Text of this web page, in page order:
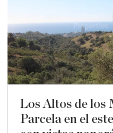
Los Altos de los
Parcela en el